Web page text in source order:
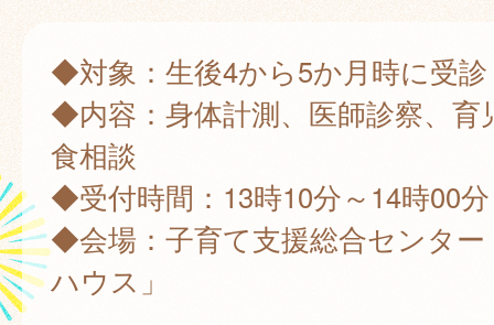
◆対象：生後4から5か月時に受診
◆内容：身体計測、医師診察、育
食相談
◆受付時間：13時10分～14時00分
◆会場：子育て支援総合センタ
ハウス」